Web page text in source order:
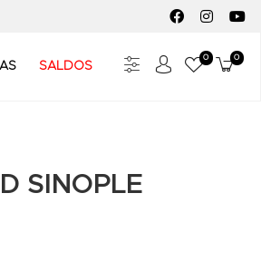
FACEBOOK
SALDOS Meus
0 0
SINOPLE